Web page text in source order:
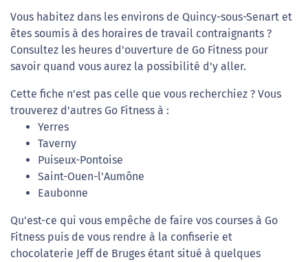
Vous habitez dans les environs de Quincy-sous-Senart et
êtes soumis à des horaires de travail contraignants ?
Consultez les heures d'ouverture de Go Fitness pour
savoir quand vous aurez la possibilité d'y aller.
Cette fiche n'est pas celle que vous recherchiez ? Vous
trouverez d'autres Go Fitness à :
Yerres
Taverny
Puiseux-Pontoise
Saint-Ouen-l'Aumône
Eaubonne
Qu'est-ce qui vous empêche de faire vos courses à Go
Fitness puis de vous rendre à la confiserie et
chocolaterie Jeff de Bruges étant situé à quelques